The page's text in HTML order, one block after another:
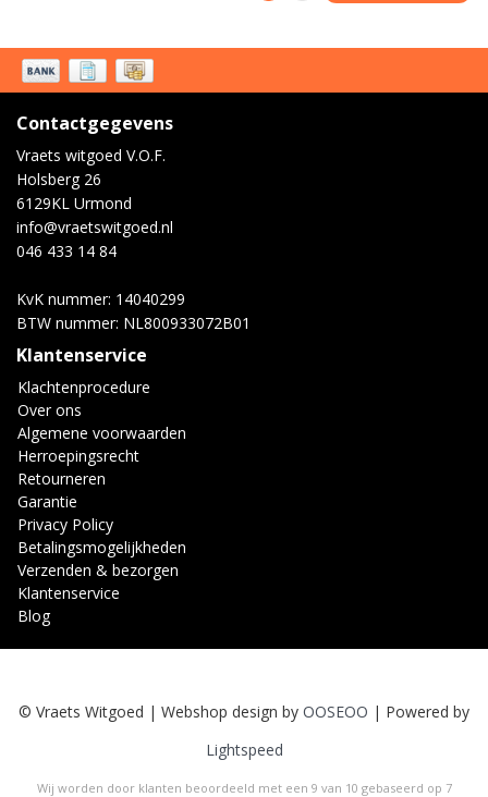
Contactgegevens
Vraets witgoed V.O.F.
Holsberg 26
6129KL Urmond
info@vraetswitgoed.nl
046 433 14 84
KvK nummer: 14040299
BTW nummer: NL800933072B01
Klantenservice
Klachtenprocedure
Over ons
Algemene voorwaarden
Herroepingsrecht
Retourneren
Garantie
Privacy Policy
Betalingsmogelijkheden
Verzenden & bezorgen
Klantenservice
Blog
© Vraets Witgoed | Webshop design by OOSEOO | Powered by
Lightspeed
Wij worden door klanten beoordeeld met een 9 van 10 gebaseerd op 7